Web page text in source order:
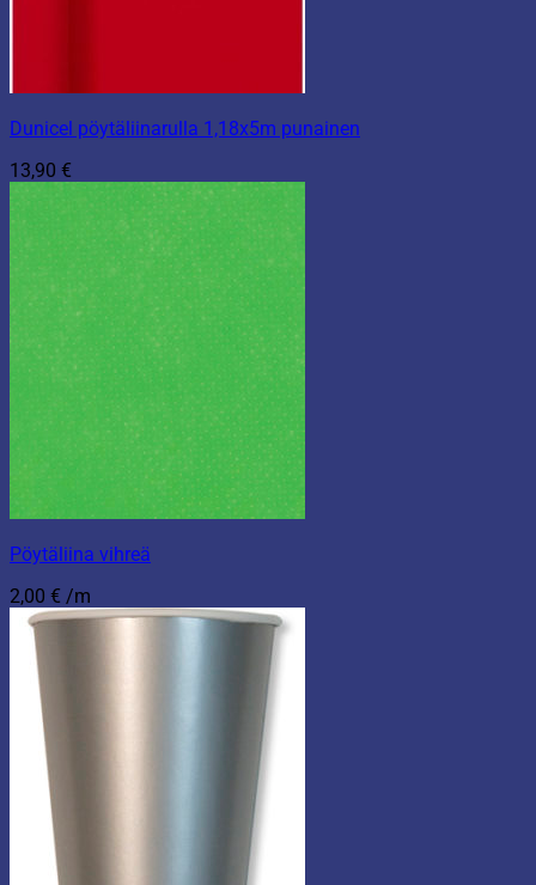
Dunicel pöytäliinarulla 1,18x5m punainen
13,90 €
Pöytäliina vihreä
2,00 € /m